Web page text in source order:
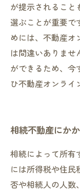
が提示されること
選ぶことが重要で
めには、不動産オ
は間違いありませ
ができるため、今
ひ不動産オンライ
相続不動産にか
相続によって所有
には所得税や住
否や相続人の人数